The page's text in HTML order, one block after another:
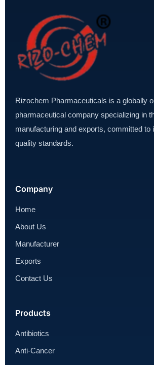
Rizochem Pharmaceuticals is a globally
pharmaceutical company specializing in
manufacturing and exports, committed to
quality standards.
Company
Home
About Us
Manufacturer
Exports
Contact Us
Products
Antibiotics
Anti-Cancer